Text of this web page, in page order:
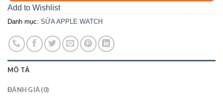
Add to Wishlist
Danh mục: SỬA APPLE WATCH
MÔ TẢ
ĐÁNH GIÁ (0)